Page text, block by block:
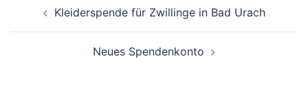
Kleiderspende für Zwillinge in Bad Urach
Neues Spendenkonto